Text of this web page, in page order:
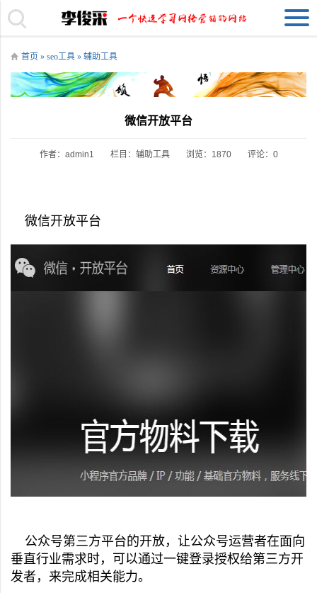
首页 » seo工具 » 辅助工具
微信开放平台
作者：admin1 栏目： 辅助工具 浏览：1870 评论：0
微信开放平台
公众号第三方平台的开放，让公众号运营者在面向
垂直行业需求时，可以通过一键登录授权给第三方开
发者，来完成相关能力。